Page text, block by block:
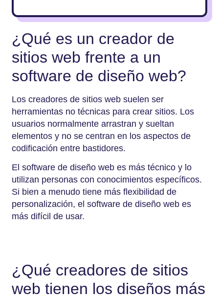
¿Qué es un creador de
sitios web frente a un
software de diseño web?
Los creadores de sitios web suelen ser
herramientas no técnicas para crear sitios. Los
usuarios normalmente arrastran y sueltan
elementos y no se centran en los aspectos de
codificación entre bastidores.
El software de diseño web es más técnico y lo
utilizan personas con conocimientos específicos.
Si bien a menudo tiene más flexibilidad de
personalización, el software de diseño web es
más difícil de usar.
¿Qué creadores de sitios
web tienen los diseños más